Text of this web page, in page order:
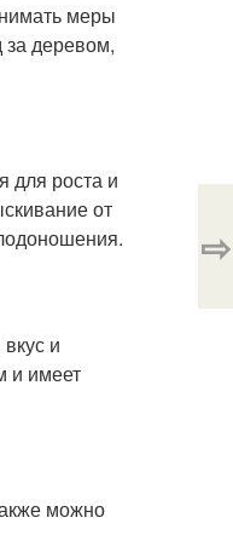
меры
за деревом,
для роста и
от
и
и имеет
можно
⇨